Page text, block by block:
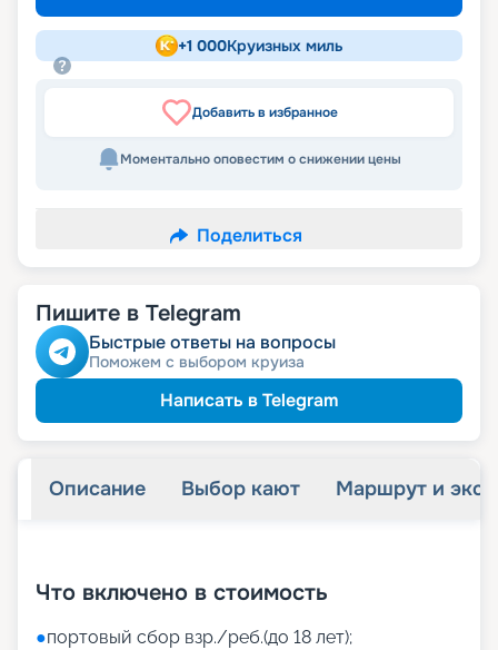
+1 000Круизных миль
Добавить в избранное
Моментально оповестим о снижении цены
Поделиться
Пишите в Telegram
Быстрые ответы на вопросы
Поможем с выбором круиза
Написать в Telegram
Описание Выбор кают Маршрут и
Что включено в стоимость
●портовый сбор взр./реб.(до 18 лет);